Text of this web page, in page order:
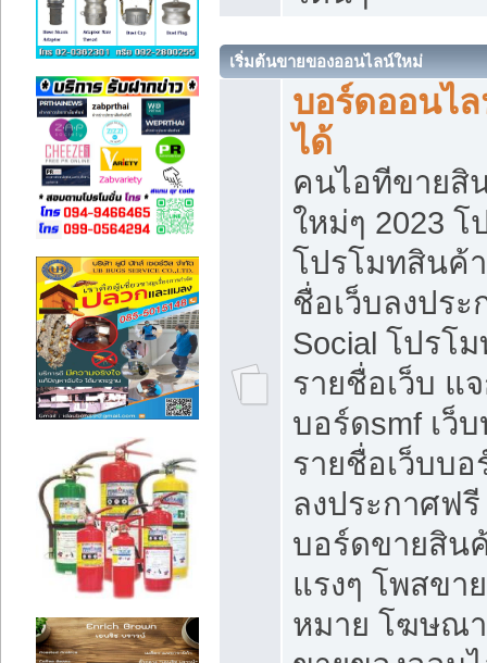
เริ่มต้นขายของออนไลน์ใหม่
บอร์ดออนไ
ได้
คนไอทีขายสิ
ใหม่ๆ 2023
โปรโมทสินค้
ชื่อเว็บลงปร
Social โปรโ
รายชื่อเว็บ แ
บอร์ดsmf เว็
รายชื่อเว็บบ
ลงประกาศฟรี
บอร์ดขายสิน
แรงๆ โพสขา
หมาย โฆษณ